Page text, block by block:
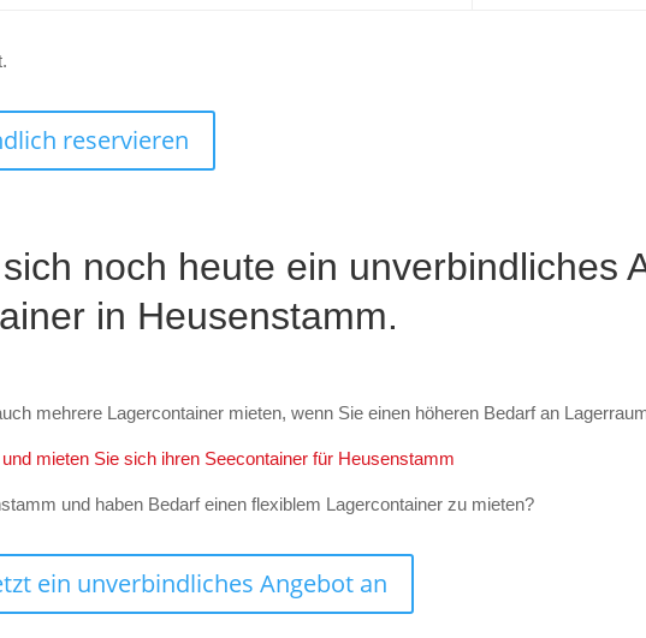
reservieren
noch heute ein unverbindliches
in Heusenstamm.
mehrere Lagercontainer mieten, wenn Sie einen höheren Bedarf an
mieten Sie sich ihren Seecontainer für Heusenstamm
und haben Bedarf einen flexiblem Lagercontainer zu mieten?
ein unverbindliches Angebot an